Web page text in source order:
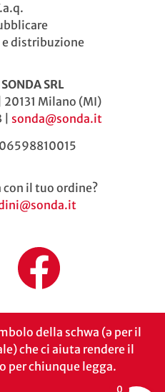
distribuzione
SRL
Milano (MI)
sonda@sonda.it
con il tuo ordine?
della schwa (ə per il
che ci aiuta rendere il
per chiunque legga.
0